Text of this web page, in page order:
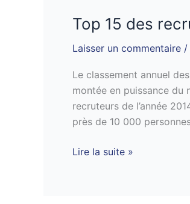
Top 15 des
Laisser un commentaire /
Le classement annuel
montée en puissance du
recruteurs de l’année
près de 10 000
Top
des
recruteurs
pour
2014
Lire la suite »